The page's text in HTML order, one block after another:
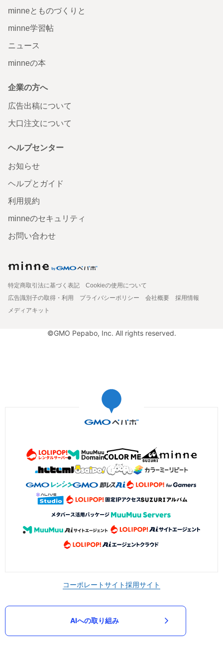
minneとものづくりと
minne学習帖
ニュース
minneの本
企業の方へ
広告出稿について
大口注文について
ヘルプセンター
お知らせ
ヘルプとガイド
利用規約
minneのセキュリティ
お問い合わせ
特定商取引法に基づく表記
Cookieの使用について
広告識別子の取得・利用
プライバシーポリシー 会社概要
採用情報
メディアキット
©GMO Pepabo, Inc. All rights reserved.
コーポレートサイト採用サイト
AIへの取り組み